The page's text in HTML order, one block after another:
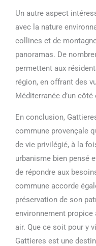
Un autre aspect
avec la nature
collines et de
panoramas. De
permettent aux
région, en offrant des
Méditerranée d’un
En conclusion,
commune provençale
de vie privilégié, à la
urbanisme bien pensé
de répondre aux
commune accorde
préservation de son
environnement
air. Que ce soit pour y
Gattieres est une